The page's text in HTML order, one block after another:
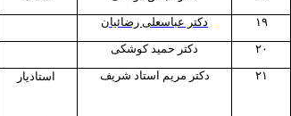
۱۹
دکتر عباسعلی رضائیان
۲۰
دکتر حمید کوشکی
۲۱
دکتر مریم استاد شریف استادیار